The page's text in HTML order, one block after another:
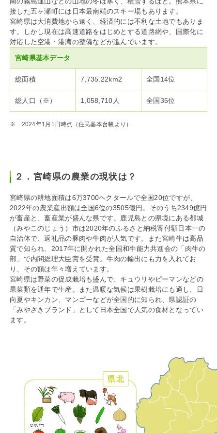
接した五ヶ瀬町には日本最南端のスキー場もあります。
宮崎県は大消費地から遠く、経済的には不利な土地でもありま
す。しかし現在は高速道路をはじめとする道路網や、国際化に
対応した空港・港湾の整備などが進んでいます。
宮崎県基本データ
総面積 7,735.22km2 全国14位
総人口（※） 1,058,710人 全国35位
※ 2024年1月1日時点（住民基本台帳より）
２．宮崎県の農業の現状は？
宮崎県の耕地面積は6万3700ヘクタールで全国20位ですが、
2022年の農業産出額は全国6位の3505億円。そのうち2349億円
が畜産と、畜産業が盛んな県です。鹿児島との県境にある都城
（みやこのじょう）市は2020年のふるさと納税寄付額日本一の
自治体で、返礼品の豚肉や牛肉が人気です。また宮崎牛は高品
質で知られ、2017年に開かれた全国和牛能力共進会の「肉牛の
部」で内閣総理大臣賞を受賞。牛肉の輸出にも力を入れてお
り、その額は年々増えています。
宮崎県は野菜の促成栽培も盛んで、キュウリやピーマンなどの
果菜類を通年で生産。また温暖な気候は果樹栽培にも適し、日
向夏やキンカン、マンゴーなどが全国的に知られ、県認証の
「みやざきブランド」として日本全国で人気の食材となってい
ます。